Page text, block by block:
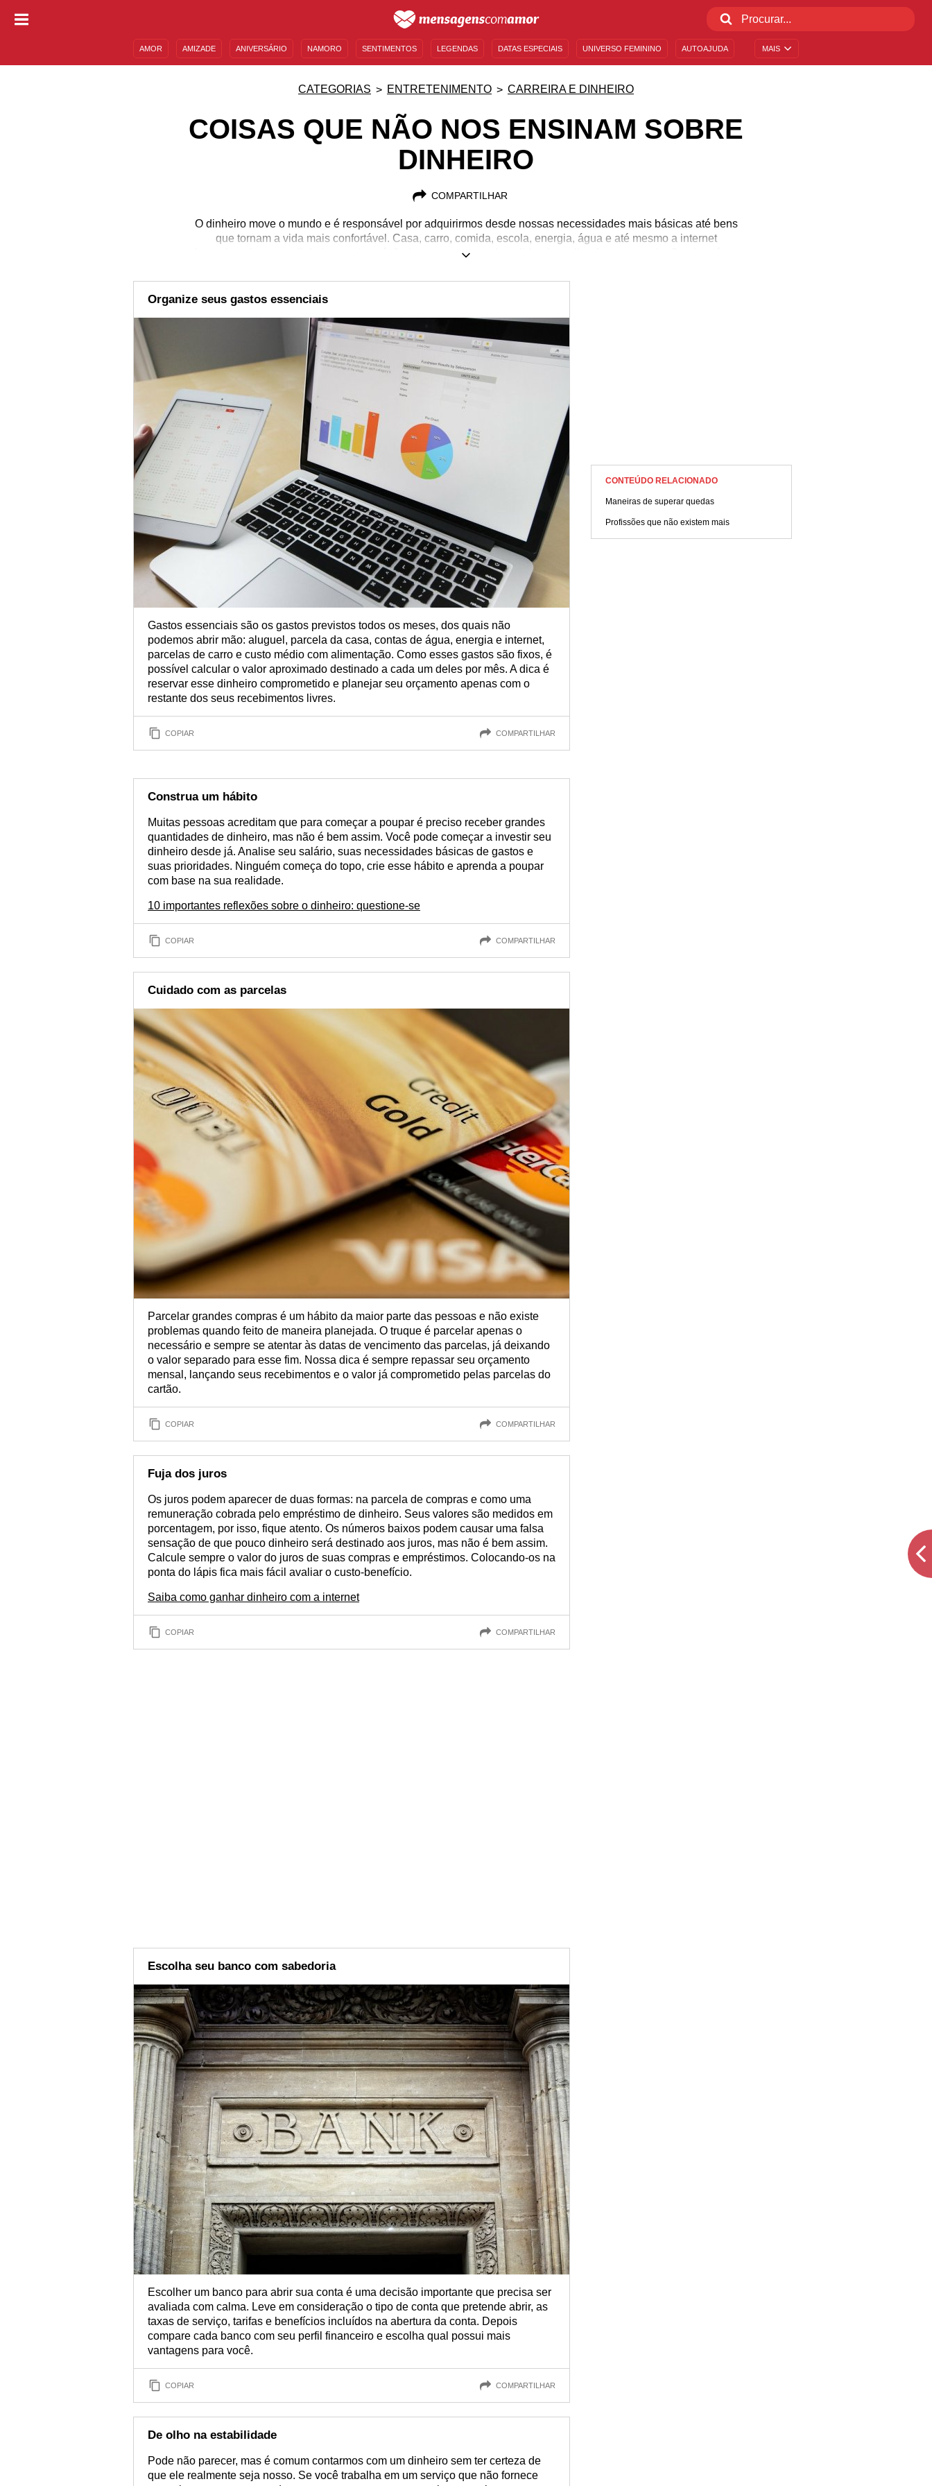
MAIS
AMOR AMIZADE ANIVERSÁRIO NAMORO SENTIMENTOS LEGENDAS DATAS ESPECIAIS UNIVERSO FEMININO AUTOAJUDA
CATEGORIAS ENTRETENIMENTO CARREIRA E DINHEIRO
COISAS QUE NÃO NOS ENSINAM SOBRE
DINHEIRO
COMPARTILHAR
O dinheiro move o mundo e é responsável por adquirirmos desde nossas necessidades mais básicas até bens
que tornam a vida mais confortável. Casa, carro, comida, escola, energia, água e até mesmo a internet
dependem do nosso dinheiro, por isso é tão importante aprender a lidar da melhor forma com ele. Se ninguém te
segurança, escolher seu banco, lidar com os juros, as melhores formas de investir e muito mais! Desvende essas
coisas que não nos ensinam sobre dinheiro e dê o primeiro passo rumo a uma vida financeira mais estável.
Organize seus gastos essenciais
Gastos essenciais são os gastos previstos todos os meses, dos quais não
podemos abrir mão: aluguel, parcela da casa, contas de água, energia e internet,
parcelas de carro e custo médio com alimentação. Como esses gastos são fixos, é
possível calcular o valor aproximado destinado a cada um deles por mês. A dica é
reservar esse dinheiro comprometido e planejar seu orçamento apenas com o
restante dos seus recebimentos livres.
COPIAR COMPARTILHAR
Construa um hábito
Muitas pessoas acreditam que para começar a poupar é preciso receber grandes
quantidades de dinheiro, mas não é bem assim. Você pode começar a investir seu
dinheiro desde já. Analise seu salário, suas necessidades básicas de gastos e
suas prioridades. Ninguém começa do topo, crie esse hábito e aprenda a poupar
com base na sua realidade.
10 importantes reflexões sobre o dinheiro: questione-se
COPIAR COMPARTILHAR
Cuidado com as parcelas
Parcelar grandes compras é um hábito da maior parte das pessoas e não existe
problemas quando feito de maneira planejada. O truque é parcelar apenas o
necessário e sempre se atentar às datas de vencimento das parcelas, já deixando
o valor separado para esse fim. Nossa dica é sempre repassar seu orçamento
mensal, lançando seus recebimentos e o valor já comprometido pelas parcelas do
cartão.
COPIAR COMPARTILHAR
Fuja dos juros
Os juros podem aparecer de duas formas: na parcela de compras e como uma
remuneração cobrada pelo empréstimo de dinheiro. Seus valores são medidos em
porcentagem, por isso, fique atento. Os números baixos podem causar uma falsa
sensação de que pouco dinheiro será destinado aos juros, mas não é bem assim.
Calcule sempre o valor do juros de suas compras e empréstimos. Colocando-os na
ponta do lápis fica mais fácil avaliar o custo-benefício.
Saiba como ganhar dinheiro com a internet
COPIAR COMPARTILHAR
Escolha seu banco com sabedoria
Escolher um banco para abrir sua conta é uma decisão importante que precisa ser
avaliada com calma. Leve em consideração o tipo de conta que pretende abrir, as
taxas de serviço, tarifas e benefícios incluídos na abertura da conta. Depois
compare cada banco com seu perfil financeiro e escolha qual possui mais
vantagens para você.
COPIAR COMPARTILHAR
De olho na estabilidade
Pode não parecer, mas é comum contarmos com um dinheiro sem ter certeza de
que ele realmente seja nosso. Se você trabalha em um serviço que não fornece
CONTEÚDO RELACIONADO
Maneiras de superar quedas
Profissões que não existem mais